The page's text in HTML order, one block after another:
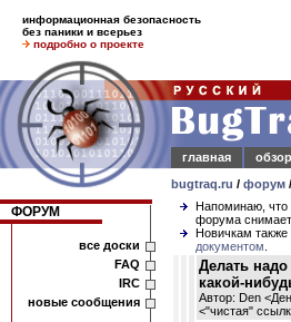
информационная безопасность
без паники и всерьез
подробно о проекте
главная
обзор
bugtraq.ru / форум /
ФОРУМ
все доски
FAQ
IRC
новые сообщения
Напоминаю, что
форума
Новичкам также
документом
Делать надо
какой-
Автор: Den
<"чистая"